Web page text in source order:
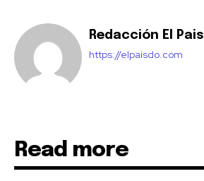
Redacción El Pais
https://elpaisdo.com
Read more